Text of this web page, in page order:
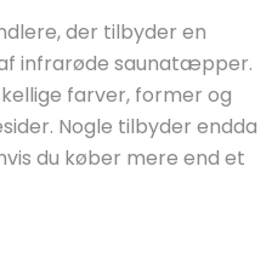
der tilbyder en
infrarøde saunatæpper.
farver, former og
Nogle tilbyder endda
du køber mere end et